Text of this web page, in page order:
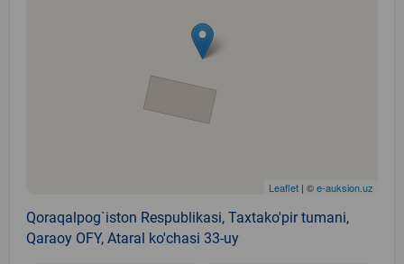
Leaflet | ©e-auksion.uz
Qoraqalpog`iston Respublikasi, Taxtako'pir tumani,
Qaraoy OFY, Ataral ko'chasi 33-uy